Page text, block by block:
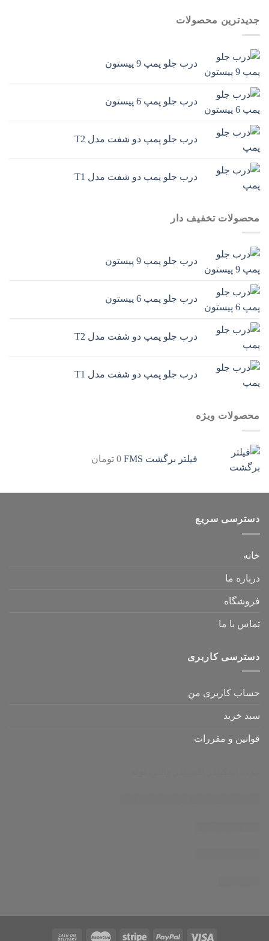
جدیدترین محصولات
درب جلو پمپ 9 پیستون
درب جلو پمپ 6 پیستون
درب جلو پمپ دو شفت مدل T2
درب جلو پمپ دو شفت مدل T1
محصولات تخفیف دار
درب جلو پمپ 9 پیستون
درب جلو پمپ 6 پیستون
درب جلو پمپ دو شفت مدل T2
درب جلو پمپ دو شفت مدل T1
محصولات ویژه
فیلتر برگشت FMS 0 تومان
دسترسی سریع
خانه
درباره ما
فروشگاه
تماس با ما
دسترسی کاربری
حساب کاربری من
سبد خرید
قوانین و مقررات